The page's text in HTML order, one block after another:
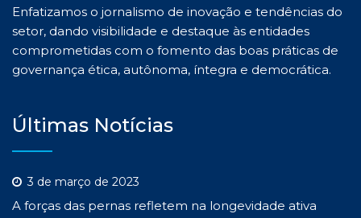
Enfatizamos o jornalismo de inovação e tendências do
setor, dando visibilidade e destaque às entidades
comprometidas com o fomento das boas práticas de
governança ética, autônoma, íntegra e democrática.
Últimas Notícias
3 de março de 2023
A forças das pernas refletem na longevidade ativa